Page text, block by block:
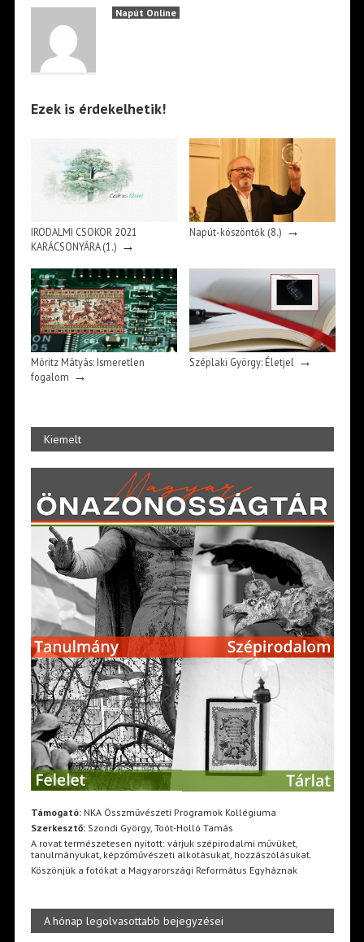
Napút Online
Ezek is érdekelhetik!
IRODALMI CSOKOR 2021
KARÁCSONYÁRA (1.) →
Napút-köszöntők (8.) →
Móritz Mátyás: Ismeretlen
fogalom →
Széplaki György: Életjel→
Kiemelt
Támogató:NKA Összművészeti Programok Kollégiuma
Szerkesztő:Szondi György, Toót-Holló Tamás
A rovat természetesen nyitott: várjuk szépirodalmi művüket,
tanulmányukat, képzőművészeti alkotásukat, hozzászólásukat.
Köszönjük a fotókat a Magyarországi Református Egyháznak
A hónap legolvasottabb bejegyzései